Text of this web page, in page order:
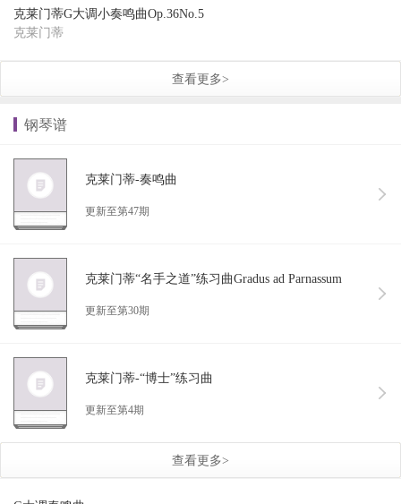
克莱门蒂G大调小奏鸣曲Op.36No.5
克莱门蒂
查看更多>
钢琴谱
克莱门蒂-奏鸣曲
更新至第47期
克莱门蒂“名手之道”练习曲Gradus ad Parnassum
更新至第30期
克莱门蒂-“博士”练习曲
更新至第4期
查看更多>